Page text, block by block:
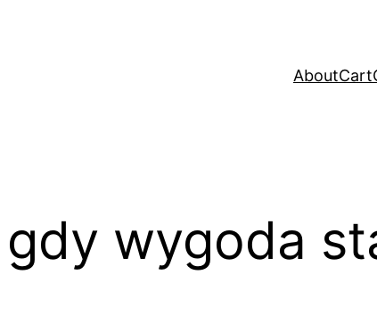
AboutCart
wygoda